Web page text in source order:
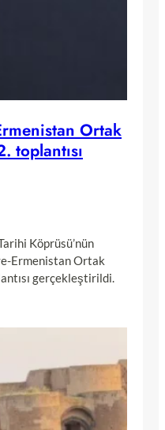
Ortak
toplantısı
Köprüsü’nün
Ermenistan Ortak
gerçekleştirildi.